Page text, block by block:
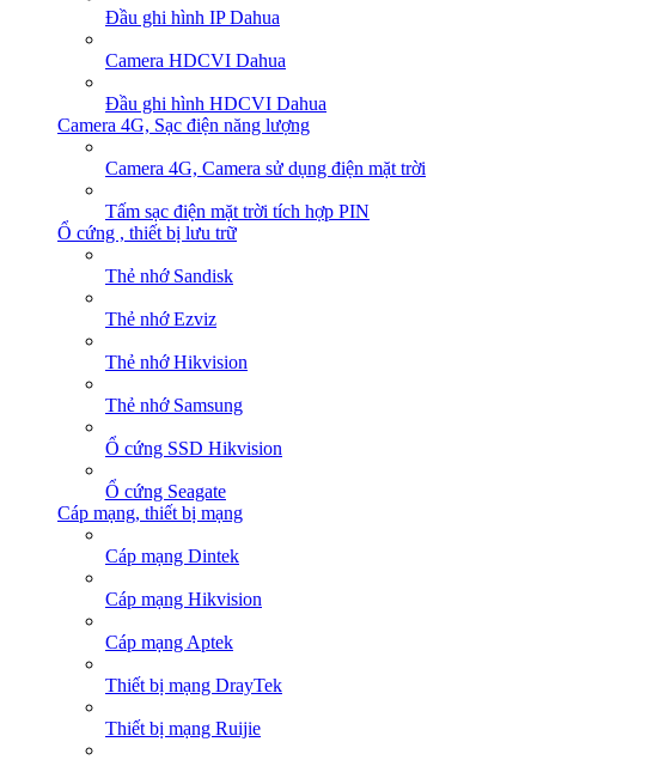
Đầu ghi hình IP Dahua
Camera HDCVI Dahua
Đầu ghi hình HDCVI Dahua
Camera 4G, Sạc điện năng lượng
Camera 4G, Camera sử dụng điện mặt trời
Tấm sạc điện mặt trời tích hợp PIN
Ổ cứng , thiết bị lưu trữ
Thẻ nhớ Sandisk
Thẻ nhớ Ezviz
Thẻ nhớ Hikvision
Thẻ nhớ Samsung
Ổ cứng SSD Hikvision
Ổ cứng Seagate
Cáp mạng, thiết bị mạng
Cáp mạng Dintek
Cáp mạng Hikvision
Cáp mạng Aptek
Thiết bị mạng DrayTek
Thiết bị mạng Ruijie